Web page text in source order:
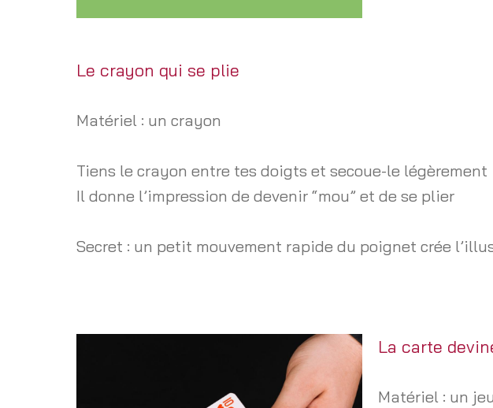
Le crayon qui se plie
Matériel : un crayon
Tiens le crayon entre tes doigts et secoue-le légèrement
Il donne l’impression de devenir “mou” et de se plier
Secret : un petit mouvement rapide du poignet crée
La carte
Matériel : un